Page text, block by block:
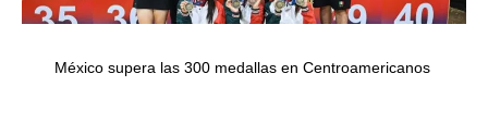
México supera las 300 medallas en Centroamericanos